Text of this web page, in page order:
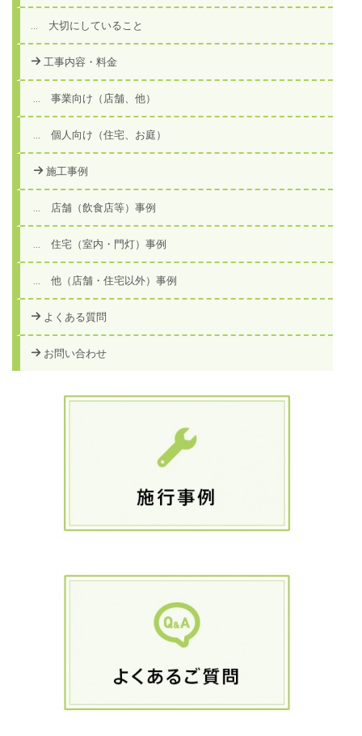
... 大切にしていること
工事内容・料金
... 事業向け（店舗、他）
... 個人向け（住宅、お庭）
施工事例
... 店舗（飲食店等）事例
... 住宅（室内・門灯）事例
... 他（店舗・住宅以外）事例
よくある質問
お問い合わせ